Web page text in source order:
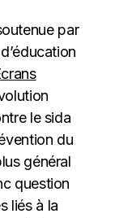
par
le sida
du
général
question
liés à la